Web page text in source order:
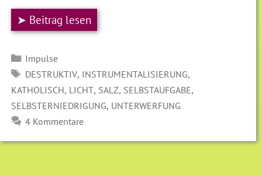
➤ Beitrag lesen
Kategorien
Impulse
SCHLAGWÖRTER
DESTRUKTIV, INSTRUMENTALISIERUNG,
KATHOLISCH, LICHT, SALZ, SELBSTAUFGABE,
SELBSTERNIEDRIGUNG, UNTERWERFUNG
4 Kommentare